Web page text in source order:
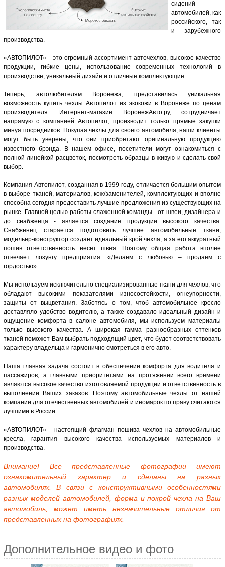
сидений
автомобилей, как
российского, так
и зарубежного
производства.
«АВТОПИЛОТ» - это огромный ассортимент авточехлов, высокое качество
продукции, гибкие цены, использование современных технологий в
производстве, уникальный дизайн и отличные комплектующие.
Теперь, автолюбителям Воронежа, представилась уникальная
возможность купить чехлы Автопилот из экокожи в Воронеже по ценам
производителя. Интернет-магазин ВоронежАвто.ру, сотрудничает
напрямую с компанией Автопилот, производит только прямые закупки
минуя посредников. Покупая чехлы для своего автомобиля, наши клиенты
могут быть уверены, что они приобретают оригинальную продукцию
известного брэнда. В нашем офисе, посетители могут ознакомиться с
полной линейкой расцветок, посмотреть образцы в живую и сделать свой
выбор.
Компания Автопилот, созданная в 1999 году, отличается большим опытом
в выборе тканей, материалов, кож/заменителей, комплектующих и вполне
способна сегодня предоставить лучшие предложения из существующих на
рынке. Главной целью работы слаженной команды - от швеи, дизайнера и
до снабженца - является создание продукции высокого качества.
Снабженец старается подготовить лучшие автомобильные ткани,
модельер-конструктор создает идеальный крой чехла, а за его аккуратный
пошив ответственность несет швея. Поэтому общая работа вполне
отвечает лозунгу предприятия: «Делаем с любовью – продаем с
гордостью».
Мы используем исключительно специализированные ткани для чехлов, что
обладают высокими показателями износостойкости, огнеупорности,
защиты от выцветания. Заботясь о том, чтоб автомобильное кресло
доставляло удобство водителю, а также создавало идеальный дизайн и
ощущение комфорта в салоне автомобиля, мы используем материалы
только высокого качества. А широкая гамма разнообразных оттенков
тканей поможет Вам выбрать подходящий цвет, что будет соответствовать
характеру владельца и гармонично смотреться в его авто.
Наша главная задача состоит в обеспечении комфорта для водителя и
пассажиров, а главными приоритетами на протяжении всего времени
являются высокое качество изготовляемой продукции и ответственность в
выполнении Ваших заказов. Поэтому автомобильные чехлы от нашей
компании для отечественных автомобилей и иномарок по праву считаются
лучшими в России.
«АВТОПИЛОТ» - настоящий флагман пошива чехлов на автомобильные
кресла, гарантия высокого качества используемых материалов и
производства.
Внимание! Все представленные фотографии имеют
ознакомительный характер и сделаны на разных
автомобилях. В связи с конструктивными особенностями
разных моделей автомобилей, форма и покрой чехла на Ваш
автомобиль, может иметь незначительные отличия от
представленных на фотографиях.
Дополнительное видео и фото